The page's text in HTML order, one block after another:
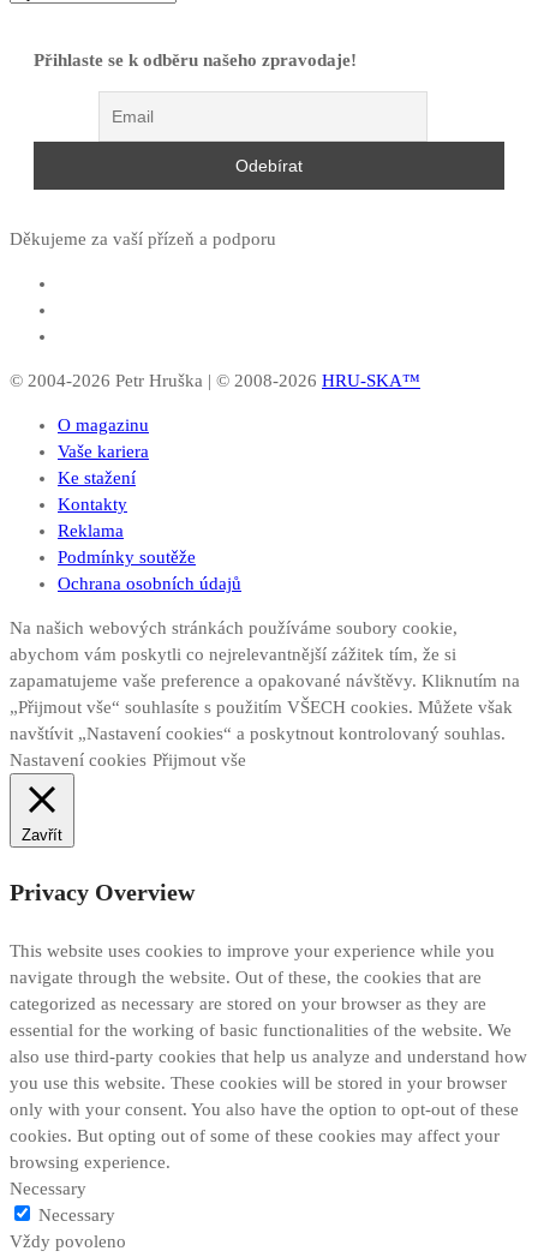
Přihlaste se k odběru našeho zpravodaje!
Děkujeme za vaší přízeň a podporu
© 2004-2026 Petr Hruška | © 2008-2026 HRU-SKA™
O magazinu
Vaše kariera
Ke stažení
Kontakty
Reklama
Podmínky soutěže
Ochrana osobních údajů
Na našich webových stránkách používáme soubory cookie,
abychom vám poskytli co nejrelevantnější zážitek tím, že si
zapamatujeme vaše preference a opakované návštěvy. Kliknutím na
„Přijmout vše“ souhlasíte s použitím VŠECH cookies. Můžete však
navštívit „Nastavení cookies“ a poskytnout kontrolovaný souhlas.
Nastavení cookies Přijmout vše
Zavřít
Privacy Overview
This website uses cookies to improve your experience while you
navigate through the website. Out of these, the cookies that are
categorized as necessary are stored on your browser as they are
essential for the working of basic functionalities of the website. We
also use third-party cookies that help us analyze and understand how
you use this website. These cookies will be stored in your browser
only with your consent. You also have the option to opt-out of these
cookies. But opting out of some of these cookies may affect your
browsing experience.
Necessary
Necessary
Vždy povoleno